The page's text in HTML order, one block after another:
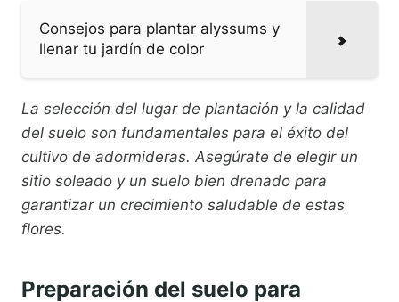
Consejos para plantar alyssums y
llenar tu jardín de color
La selección del lugar de plantación y la calidad
del suelo son fundamentales para el éxito del
cultivo de adormideras. Asegúrate de elegir un
sitio soleado y un suelo bien drenado para
garantizar un crecimiento saludable de estas
flores.
Preparación del suelo para